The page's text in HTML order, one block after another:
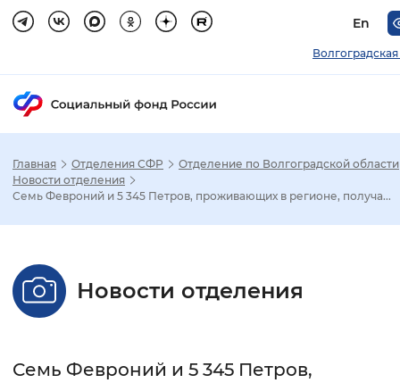
En
Настройка режима отображения
Стандартный Увеличенный
Главная Отделения СФР
Отделение по Волгоградской области
Новости отделения
Семь Февроний и 5 345 Петров, проживающих в регионе, получа...
Новости отделения
Семь Февроний и 5 345 Петров,